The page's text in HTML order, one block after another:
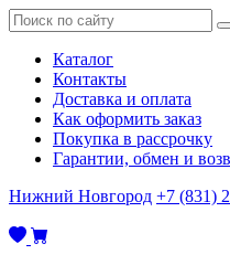
Каталог
Контакты
Доставка и оплата
Как оформить заказ
Покупка в рассрочку
Гарантии, обмен и
Нижний Новгород +7 (831)